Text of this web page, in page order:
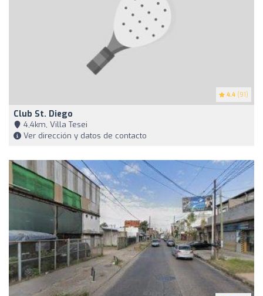
4.4 (91)
Club St. Diego
4,4km, Villa Tesei
Ver dirección y datos de contacto